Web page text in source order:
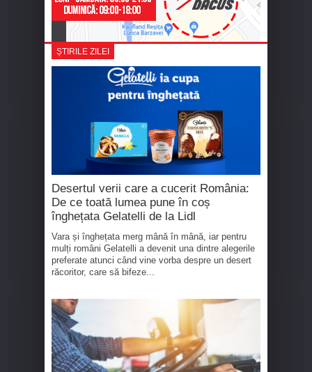
ȘTIRILE ZILEI
Desertul verii care a cucerit România:
De ce toată lumea pune în coș
înghețata Gelatelli de la Lidl
Vara și înghețata merg mână în mână, iar pentru
mulți români Gelatelli a devenit una dintre alegerile
preferate atunci când vine vorba despre un desert
răcoritor, care să bifeze...